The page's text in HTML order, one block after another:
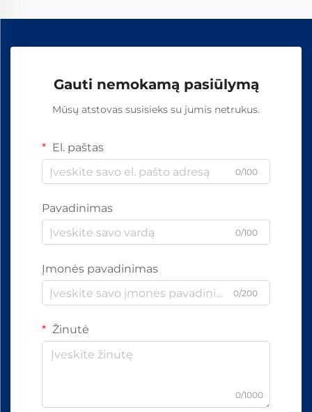
Gauti nemokamą pasiūlymą
Mūsų atstovas susisieks su jumis netrukus.
El. paštas
0/100
Pavadinimas
0/100
Įmonės pavadinimas
0/200
Žinutė
0/1000